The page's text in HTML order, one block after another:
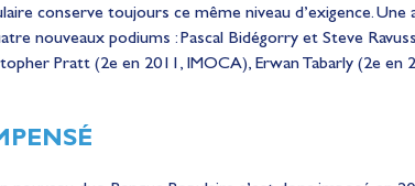
conserve toujours ce même niveau d’exigence. Une
nouveaux podiums : Pascal Bidégorry et Steve
Pratt (2e en 2011, IMOCA), Erwan Tabarly (2e en